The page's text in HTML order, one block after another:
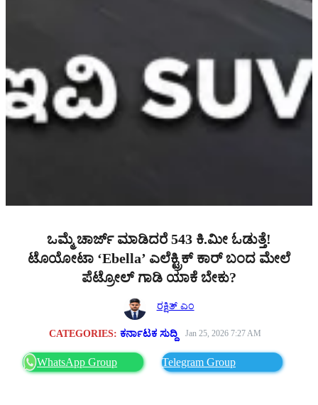
ಒಮ್ಮೆ ಚಾರ್ಜ್ ಮಾಡಿದರೆ 543 ಕಿ.ಮೀ ಓಡುತ್ತೆ!
ಟೊಯೋಟಾ ‘Ebella’ ಎಲೆಕ್ಟ್ರಿಕ್ ಕಾರ್ ಬಂದ ಮೇಲೆ
ಪೆಟ್ರೋಲ್ ಗಾಡಿ ಯಾಕೆ ಬೇಕು?
ರಕ್ಷಿತ್ ಎಂ
CATEGORIES:ಕರ್ನಾಟಕ ಸುದ್ದಿ Jan 25, 2026 7:27 AM
WhatsApp Group Telegram Group